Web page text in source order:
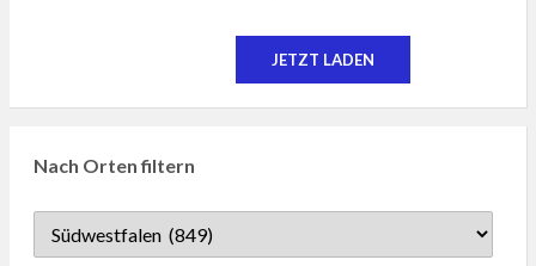
JETZT LADEN
Nach Orten filtern